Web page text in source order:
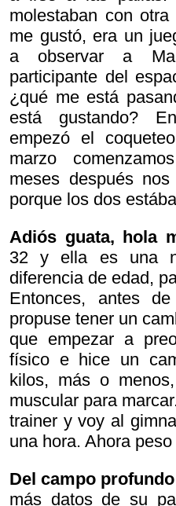
molestaban con
me gustó, era un
a observar a
participante del
¿qué me está
está gustando?
empezó el
marzo
meses después
porque los dos
Adiós guata, hola
32 y ella es una
diferencia de edad,
Entonces, antes
propuse tener un
que empezar a
físico e hice un
kilos, más o
muscular para
trainer y voy al
una hora. Ahora peso
Del campo profundo
más datos de su